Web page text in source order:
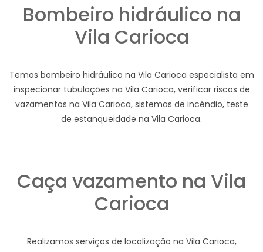
Bombeiro hidráulico na
Vila Carioca
Temos bombeiro hidráulico na Vila Carioca especialista em
inspecionar tubulações na Vila Carioca, verificar riscos de
vazamentos na Vila Carioca, sistemas de incêndio, teste
de estanqueidade na Vila Carioca.
Caça vazamento na Vila
Carioca
Realizamos serviços de localização na Vila Carioca,